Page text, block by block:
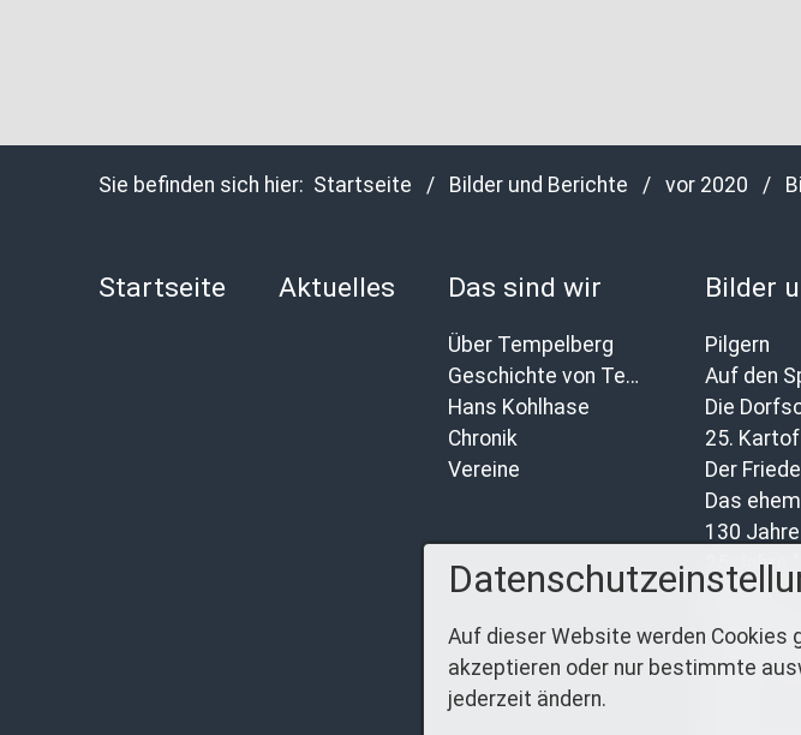
Sie befinden sich hier: Startseite / Bilder und Berichte / vor 2020 /
Startseite Aktuelles Das sind wir
Über Tempelberg
Geschichte von Tempelberg
Hans Kohlhase
Chronik
Vereine
Pilgern
Die
25.
Der
Auf dieser Website werden Cookies
akzeptieren oder nur bestimmte
jederzeit ändern.